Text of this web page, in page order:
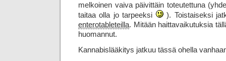
melkoinen vaiva päivittäin toteutettuna
taitaa olla jo tarpeeksi
). Toistaiseksi
entero­tableteilla. Mitään haitta­vaikutuksia
huomannut.
Kannabislääkitys jatkuu tässä ohella